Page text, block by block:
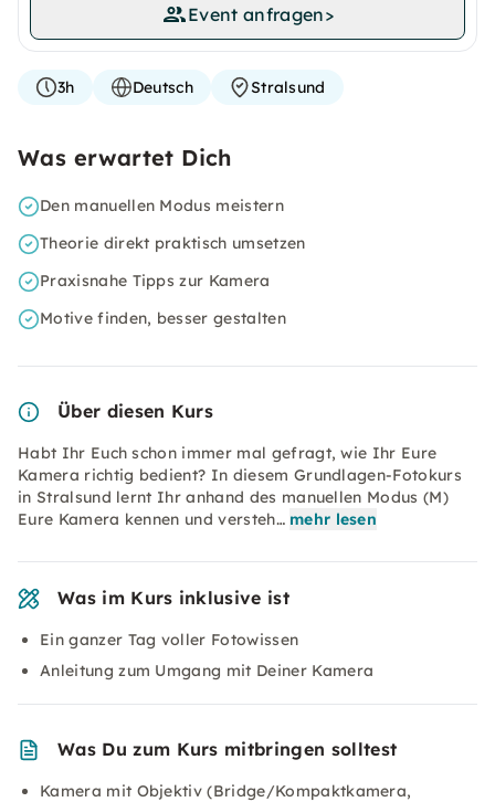
Event anfragen>
3h Deutsch Stralsund
Was erwartet Dich
Den manuellen Modus meistern
Theorie direkt praktisch umsetzen
Praxisnahe Tipps zur Kamera
Motive finden, besser gestalten
Über diesen Kurs
Habt Ihr Euch schon immer mal gefragt, wie Ihr Eure
Kamera richtig bedient? In diesem Grundlagen-Fotokurs
in Stralsund lernt Ihr anhand des manuellen Modus (M)
Eure Kamera kennen und versteh… mehr lesen
Was im Kurs inklusive ist
Ein ganzer Tag voller Fotowissen
Anleitung zum Umgang mit Deiner Kamera
Was Du zum Kurs mitbringen solltest
Kamera mit Objektiv (Bridge/Kompaktkamera,